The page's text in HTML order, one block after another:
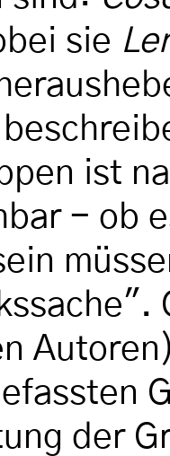
sie
ist
- ob
der